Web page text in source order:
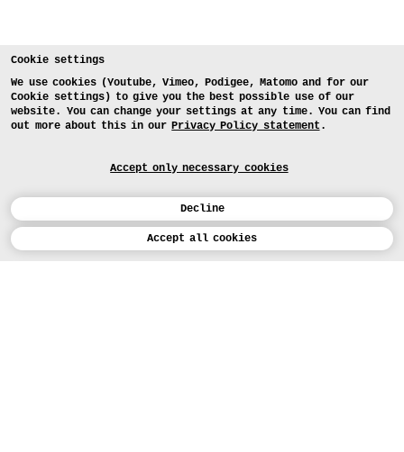
Cookie settings
We use cookies (Youtube, Vimeo, Podigee, Matomo and for our
Cookie settings) to give you the best possible use of our
website. You can change your settings at any time. You can find
out more about this in ourPrivacy Policy statement .
Accept only necessary cookies
Decline
Accept all cookies
Calendar